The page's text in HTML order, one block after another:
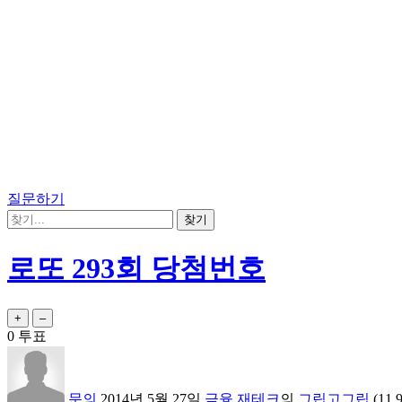
질문하기
로또 293회 당첨번호
0 투표
문의 2014년 5월 27일 금융,재테크 의 그립고그립 (